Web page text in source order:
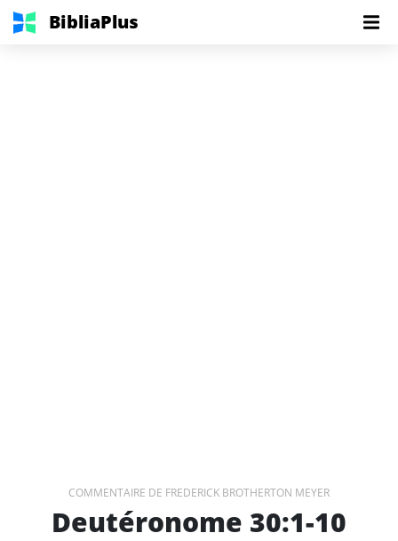
BibliaPlus
COMMENTAIRE DE FREDERICK BROTHERTON MEYER
Deutéronome 30:1-10